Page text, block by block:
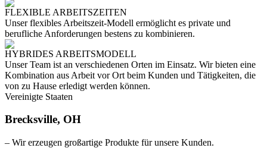
FLEXIBLE ARBEITSZEITEN
Unser flexibles Arbeitszeit-Modell ermöglicht es private und
berufliche Anforderungen bestens zu kombinieren.
HYBRIDES ARBEITSMODELL
Unser Team ist an verschiedenen Orten im Einsatz. Wir bieten eine
Kombination aus Arbeit vor Ort beim Kunden und Tätigkeiten, die
von zu Hause erledigt werden können.
Vereinigte Staaten
Brecksville, OH
– Wir erzeugen großartige Produkte für unsere Kunden.